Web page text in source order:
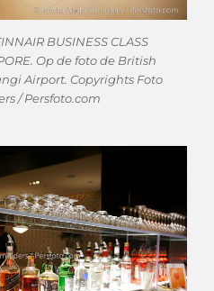
BUSINESS CLASS
Op de foto de British
Airport. Copyrights Foto
/ Persfoto.com